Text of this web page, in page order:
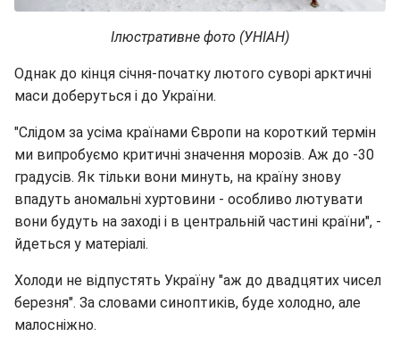
Ілюстративне фото (УНІАН)
Однак до кінця січня-початку лютого суворі арктичні
маси доберуться і до України.
"Слідом за усіма країнами Європи на короткий термін
ми випробуємо критичні значення морозів. Аж до -30
градусів. Як тільки вони минуть, на країну знову
впадуть аномальні хуртовини - особливо лютувати
вони будуть на заході і в центральній частині країни", -
йдеться у матеріалі.
Холоди не відпустять Україну "аж до двадцятих чисел
березня". За словами синоптиків, буде холодно, але
малосніжно.